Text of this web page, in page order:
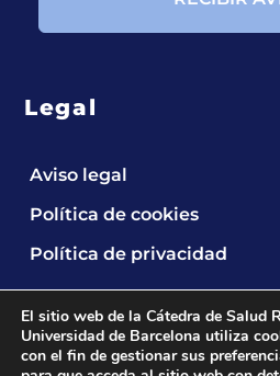
Legal
Aviso legal
Política de cookies
Política de privacidad
El sitio web de la Cátedra de Salud
Universidad de Barcelona utiliza
con el fin de gestionar sus